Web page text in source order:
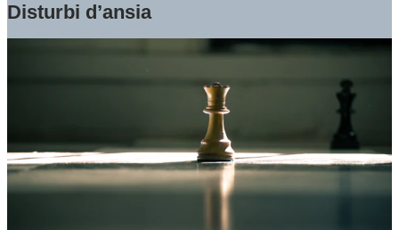
Disturbi d’ansia